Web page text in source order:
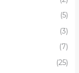
(5)
(3)
(7)
(25)